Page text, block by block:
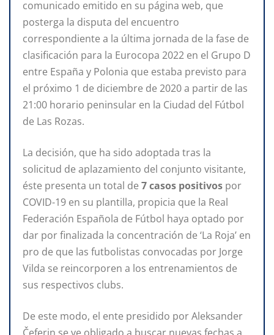
comunicado emitido en su página web, que
posterga la disputa del encuentro
correspondiente a la última jornada de la fase de
clasificación para la Eurocopa 2022 en el Grupo D
entre España y Polonia que estaba previsto para
el próximo 1 de diciembre de 2020 a partir de las
21:00 horario peninsular en la Ciudad del Fútbol
de Las Rozas.
La decisión, que ha sido adoptada tras la
solicitud de aplazamiento del conjunto visitante,
éste presenta un total de 7 casos positivos por
COVID-19 en su plantilla, propicia que la Real
Federación Española de Fútbol haya optado por
dar por finalizada la concentración de ‘La Roja’ en
pro de que las futbolistas convocadas por Jorge
Vilda se reincorporen a los entrenamientos de
sus respectivos clubs.
De este modo, el ente presidido por Aleksander